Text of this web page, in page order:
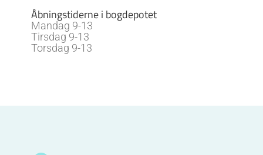
Åbningstiderne i bogdepotet
Mandag 9-13
Tirsdag 9-13
Torsdag 9-13